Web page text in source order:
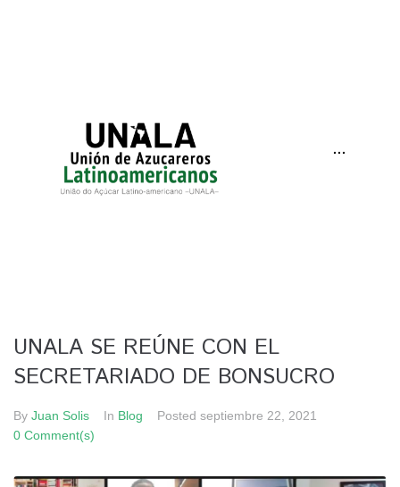
···
UNALA SE REÚNE CON EL
SECRETARIADO DE BONSUCRO
By Juan Solis In Blog Posted septiembre 22, 2021
0 Comment(s)